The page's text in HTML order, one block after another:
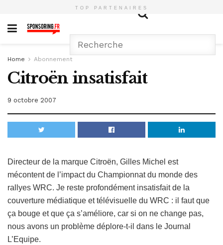
TOP PARTENAIRES
Home Abonnement
Citroën insatisfait
9 octobre 2007
Directeur de la marque Citroën, Gilles Michel est
mécontent de l’impact du Championnat du monde des
rallyes WRC. Je reste profondément insatisfait de la
couverture médiatique et télévisuelle du WRC : il faut que
ça bouge et que ça s’améliore, car si on ne change pas,
nous avons un problème déplore-t-il dans le Journal
L’Equipe.